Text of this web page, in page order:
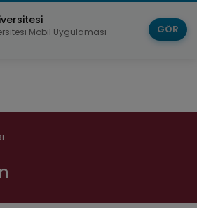
Mobil Uygulaması
GÖR